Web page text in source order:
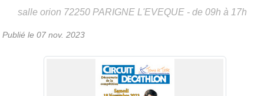
salle orion 72250 PARIGNE L'EVEQUE - de 09h à 17h
Publié le 07 nov. 2023